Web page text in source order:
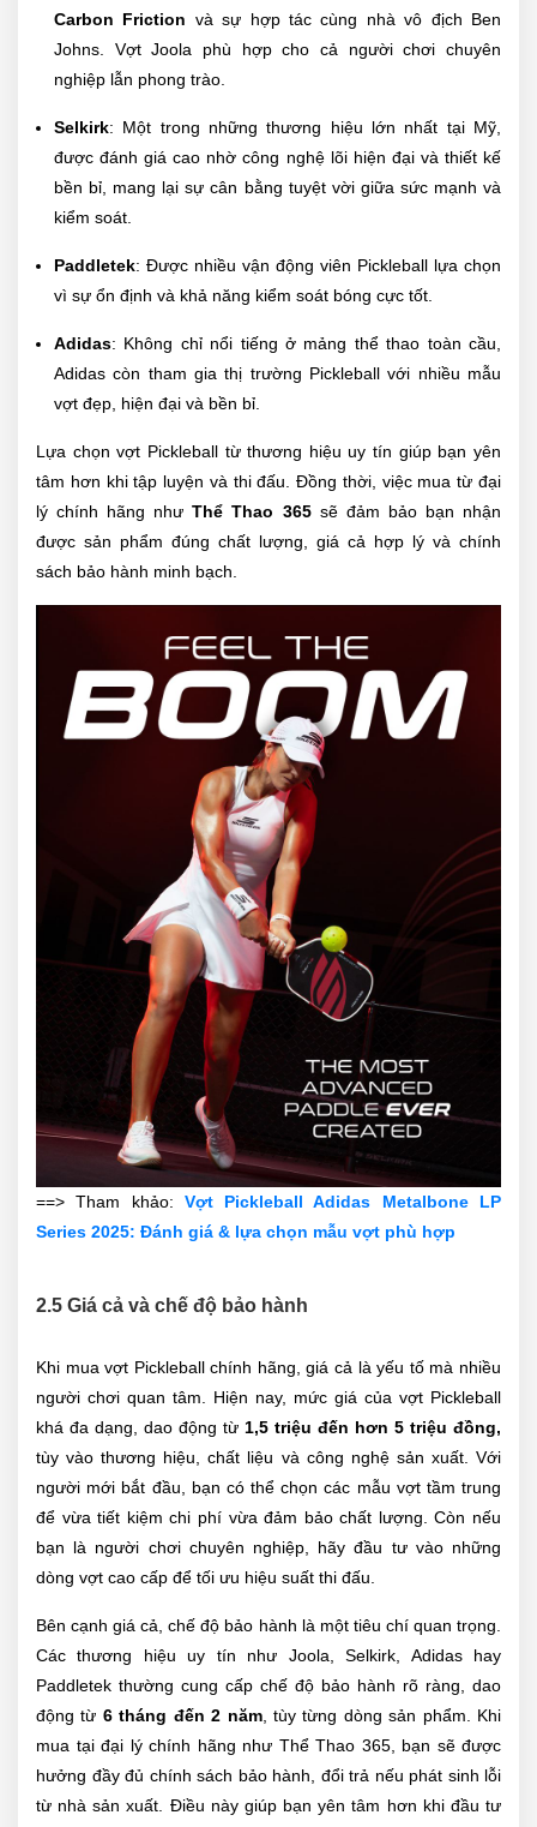
Carbon Friction và sự hợp tác cùng nhà vô địch Ben
Johns. Vợt Joola phù hợp cho cả người chơi chuyên
nghiệp lẫn phong trào.
Selkirk: Một trong những thương hiệu lớn nhất tại Mỹ,
được đánh giá cao nhờ công nghệ lõi hiện đại và thiết kế
bền bỉ, mang lại sự cân bằng tuyệt vời giữa sức mạnh và
kiểm soát.
Paddletek: Được nhiều vận động viên Pickleball lựa chọn
vì sự ổn định và khả năng kiểm soát bóng cực tốt.
Adidas: Không chỉ nổi tiếng ở mảng thể thao toàn cầu,
Adidas còn tham gia thị trường Pickleball với nhiều mẫu
vợt đẹp, hiện đại và bền bỉ.
Lựa chọn vợt Pickleball từ thương hiệu uy tín giúp bạn yên
tâm hơn khi tập luyện và thi đấu. Đồng thời, việc mua từ đại
lý chính hãng nhưThể Thao 365sẽ đảm bảo bạn nhận
được sản phẩm đúng chất lượng, giá cả hợp lý và chính
sách bảo hành minh bạch.
==> Tham khảo: Vợt Pickleball Adidas Metalbone LP
Series 2025: Đánh giá & lựa chọn mẫu vợt phù hợp
2.5 Giá cả và chế độ bảo hành
Khi mua vợt Pickleball chính hãng, giá cả là yếu tố mà nhiều
người chơi quan tâm. Hiện nay, mức giá của vợt Pickleball
khá đa dạng, dao động từ 1,5 triệu đến hơn 5 triệu đồng,
tùy vào thương hiệu, chất liệu và công nghệ sản xuất. Với
người mới bắt đầu, bạn có thể chọn các mẫu vợt tầm trung
để vừa tiết kiệm chi phí vừa đảm bảo chất lượng. Còn nếu
bạn là người chơi chuyên nghiệp, hãy đầu tư vào những
dòng vợt cao cấp để tối ưu hiệu suất thi đấu.
Bên cạnh giá cả, chế độ bảo hành là một tiêu chí quan trọng.
Các thương hiệu uy tín như Joola, Selkirk, Adidas hay
Paddletek thường cung cấp chế độ bảo hành rõ ràng, dao
động từ 6 tháng đến 2 năm, tùy từng dòng sản phẩm. Khi
mua tại đại lý chính hãng như Thể Thao 365, bạn sẽ được
hưởng đầy đủ chính sách bảo hành, đổi trả nếu phát sinh lỗi
từ nhà sản xuất. Điều này giúp bạn yên tâm hơn khi đầu tư